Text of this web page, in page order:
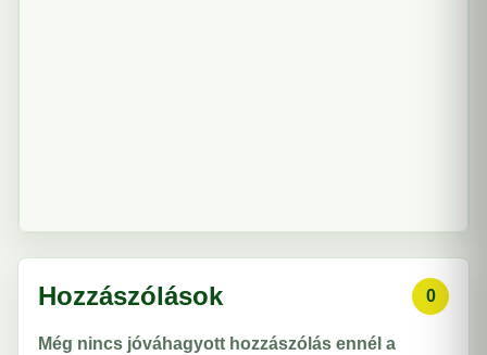
Hozzászólások 0
Még nincs jóváhagyott hozzászólás ennél a